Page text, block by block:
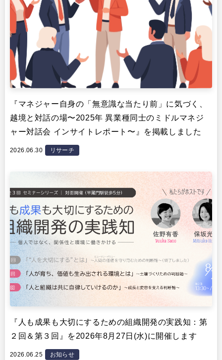
『マネジャー自身の「無意識な当たり前」に気づく、
越境と対話の場〜2025年 異業種同士のミドルマネジ
ャー対話会 インサイトレポート〜』を掲載しました
2026.06.30 リサーチ
『人も成果も大切にするための組織開発の実践知：第
２回＆第３回』を2026年8月27日(水)に開催します
2026.06.25 お知らせ